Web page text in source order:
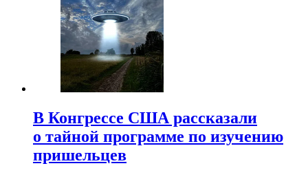
В Конгрессе США рассказали
о тайной программе по изучению
пришельцев